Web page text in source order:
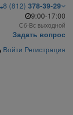
8 (812) 378-39-29
9:00-17:00
Сб-Вс выходной
Задать вопрос
Войти Регистрация